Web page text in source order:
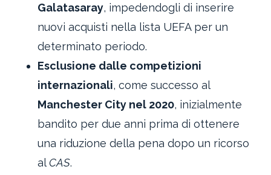
Galatasaray, impedendogli di inserire
nuovi acquisti nella lista UEFA per un
determinato periodo.
Esclusione dalle competizioni
internazionali, come successo al
Manchester City nel 2020, inizialmente
bandito per due anni prima di ottenere
una riduzione della pena dopo un ricorso
alCAS.